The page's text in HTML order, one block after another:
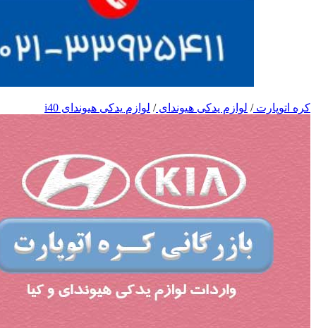
کره اتوپارت/ لوازم یدکی هیوندای/ لوازم یدکی هیوندای i40